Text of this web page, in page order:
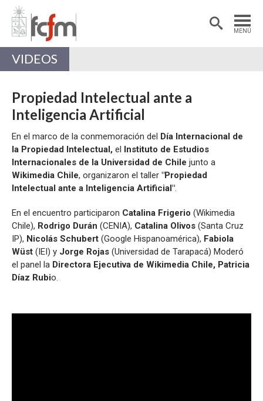
MENÚ
Estudiantes
Académicas/os
VIDEOS
Propiedad Intelectual ante a
Inteligencia Artificial
En el marco de la conmemoración del Día Internacional de
la Propiedad Intelectual, el Instituto de Estudios
Internacionales de la Universidad de Chile junto a
Wikimedia Chile, organizaron el taller "Propiedad
Intelectual ante a Inteligencia Artificial".
En el encuentro participaron Catalina Frigerio (Wikimedia
Chile), Rodrigo Durán (CENIA), Catalina Olivos (Santa Cruz
IP), Nicolás Schubert (Google Hispanoamérica), Fabiola
Wüst (IEI) y Jorge Rojas (Universidad de Tarapacá) Moderó
el panel la Directora Ejecutiva de Wikimedia Chile, Patricia
Díaz Rubio.